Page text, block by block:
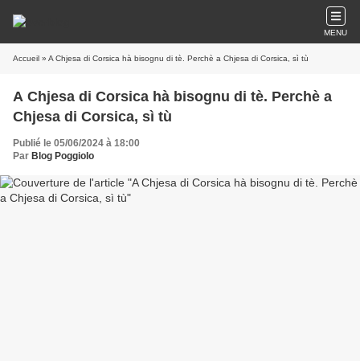
MENU
Accueil » A Chjesa di Corsica hà bisognu di tè. Perchè a Chjesa di Corsica, sì tù
A Chjesa di Corsica hà bisognu di tè. Perchè a
Chjesa di Corsica, sì tù
Publié le 05/06/2024 à 18:00
Par Blog Poggiolo